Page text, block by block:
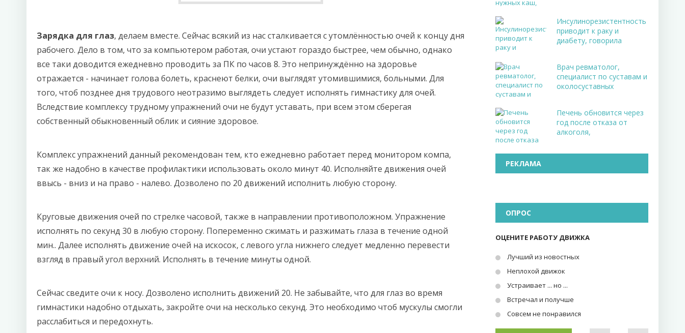
Зарядка для глаз, делаем вместе. Сейчас всякий из нас сталкивается с утомлённостью очей к концу дня
рабочего. Дело в том, что за компьютером работая, очи устают гораздо быстрее, чем обычно, однако
все таки доводится ежедневно проводить за ПК по часов 8. Это непринуждённо на здоровье
отражается - начинает голова болеть, краснеют белки, очи выглядят утомившимися, больными. Для
того, чтоб позднее дня трудового неотразимо выглядеть следует исполнять гимнастику для очей.
Вследствие комплексу трудному упражнений очи не будут уставать, при всем этом сберегая
собственный обыкновенный облик и сияние здоровое.
Комплекс упражнений данный рекомендован тем, кто ежедневно работает перед монитором компа,
так же надобно в качестве профилактики использовать около минут 40. Исполняйте движения очей
ввысь - вниз и на право - налево. Дозволено по 20 движений исполнить любую сторону.
Круговые движения очей по стрелке часовой, также в направлении противоположном. Упражнение
исполнять по секунд 30 в любую сторону. Попеременно сжимать и разжимать глаза в течение одной
мин.. Далее исполнять движение очей на искосок, с левого угла нижнего следует медленно перевести
взгляд в правый угол верхний. Исполнять в течение минуты одной.
Сейчас сведите очи к носу. Дозволено исполнить движений 20. Не забывайте, что для глаз во время
гимнастики надобно отдыхать, закройте очи на несколько секунд. Это необходимо чтоб мускулы смогли
расслабиться и передохнуть.
Инсулинорезистентность
приводит к раку и
диабету, говорила
Врач ревматолог,
специалист по суставам и
околосуставных
Печень обновится через
год после отказа от
алкоголя,
РЕКЛАМА
ОПРОС
ОЦЕНИТЕ РАБОТУ ДВИЖКА
Лучший из новостных
Неплохой движок
Устраивает ... но ...
Встречал и получше
Совсем не понравился